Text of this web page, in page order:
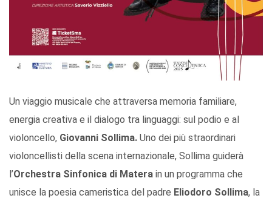
Un viaggio musicale che attraversa memoria familiare,
energia creativa e il dialogo tra linguaggi: sul podio e al
violoncello, Giovanni Sollima. Uno dei più straordinari
violoncellisti della scena internazionale, Sollima guiderà
l’Orchestra Sinfonica di Matera in un programma che
unisce la poesia cameristica del padre Eliodoro Sollima, la